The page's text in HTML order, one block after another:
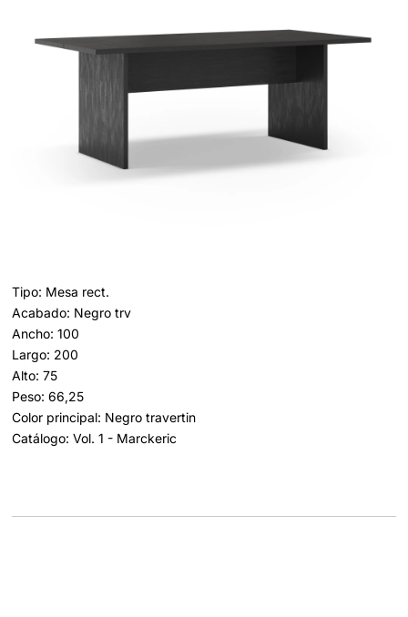
Tipo: Mesa rect.
Acabado: Negro trv
Ancho: 100
Largo: 200
Alto: 75
Peso: 66,25
Color principal: Negro travertin
Catálogo: Vol. 1 - Marckeric